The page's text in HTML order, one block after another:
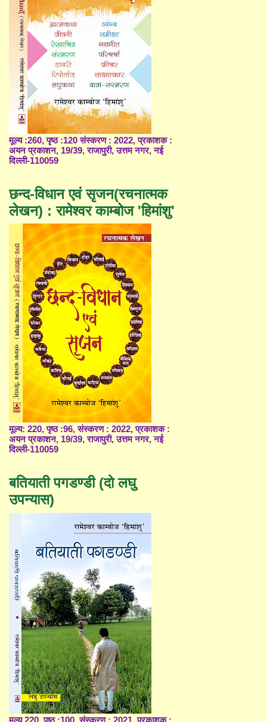
मूल्य :260, पृष्ठ :120 संस्करण : 2022, प्रकाशक :
अयन प्रकाशन, 19/39, राजापुरी, उत्तम नगर, नई
दिल्ली-110059
छन्द-विधान एवं सृजन(रचनात्मक
लेखन) : रामेश्वर काम्बोज 'हिमांशु'
मूल्य: 220, पृष्ठ :96, संस्करण : 2022, प्रकाशक :
अयन प्रकाशन, 19/39, राजापुरी, उत्तम नगर, नई
दिल्ली-110059
बतियाती पगडण्डी (दो लघु
उपन्यास)